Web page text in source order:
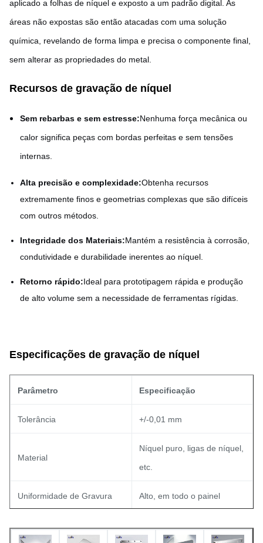
aplicado a folhas de níquel e exposto a um padrão digital. As
áreas não expostas são então atacadas com uma solução
química, revelando de forma limpa e precisa o componente final,
sem alterar as propriedades do metal.
Recursos de gravação de níquel
Sem rebarbas e sem estresse:Nenhuma força mecânica ou
calor significa peças com bordas perfeitas e sem tensões
internas.
Alta precisão e complexidade:Obtenha recursos
extremamente finos e geometrias complexas que são difíceis
com outros métodos.
Integridade dos Materiais:Mantém a resistência à corrosão,
condutividade e durabilidade inerentes ao níquel.
Retorno rápido:Ideal para prototipagem rápida e produção
de alto volume sem a necessidade de ferramentas rígidas.
Especificações de gravação de níquel
Parâmetro Especificação
Tolerância +/-0,01 mm
Material
Níquel puro, ligas de níquel,
etc.
Uniformidade de Gravura Alto, em todo o painel